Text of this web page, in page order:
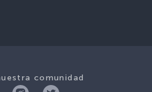
comunidad